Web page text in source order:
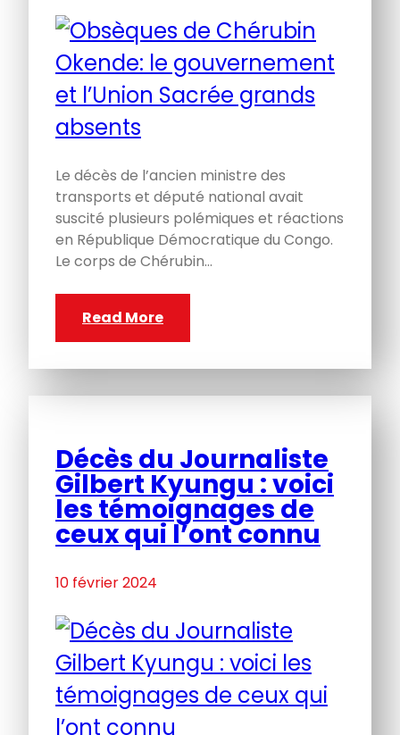
Le décès de l’ancien ministre des
transports et député national avait
suscité plusieurs polémiques et réactions
en République Démocratique du Congo.
Le corps de Chérubin…
Read More
Décès du Journaliste
Gilbert Kyungu : voici
les témoignages de
ceux qui l’ont connu
10 février 2024